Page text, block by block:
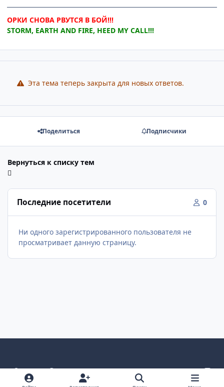
ОРКИ СНОВА РВУТСЯ В БОЙ!!!
STORM, EARTH AND FIRE, HEED MY CALL!!!
Эта тема теперь закрыта для новых ответов.
Поделиться Подписчики
Вернуться к списку тем
Последние посетители 0
Ни одного зарегистрированного пользователя не
просматривает данную страницу.
Светлый режим
Темный режим
Как в системе
v
k